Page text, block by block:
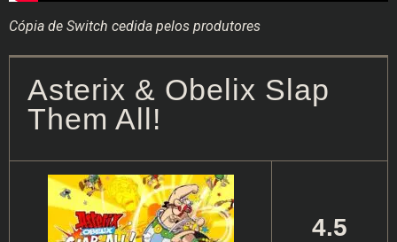
Cópia de Switch cedida pelos produtores
Asterix & Obelix Slap
Them All!
4.5